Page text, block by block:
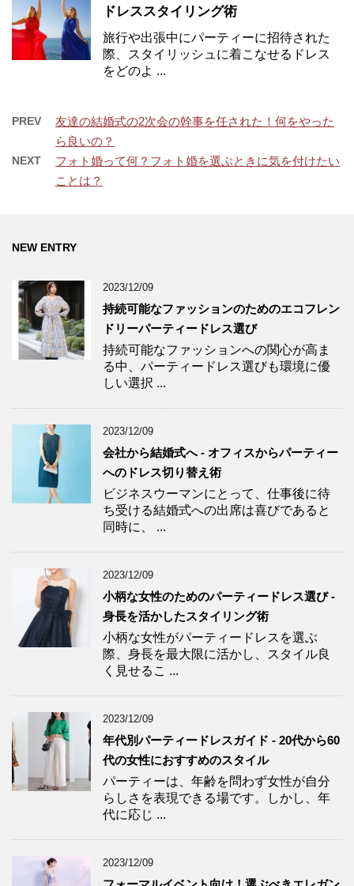
ドレススタイリング術
旅行や出張中にパーティーに招待された
際、スタイリッシュに着こなせるドレス
をどのよ ...
PREV
友達の結婚式の2次会の幹事を任された！何をやった
ら良いの？
NEXT
フォト婚って何？フォト婚を選ぶときに気を付けたい
ことは？
NEW ENTRY
2023/12/09
持続可能なファッションのためのエコフレン
ドリーパーティードレス選び
持続可能なファッションへの関心が高ま
る中、パーティードレス選びも環境に優
しい選択 ...
2023/12/09
会社から結婚式へ - オフィスからパーティー
へのドレス切り替え術
ビジネスウーマンにとって、仕事後に待
ち受ける結婚式への出席は喜びであると
同時に、 ...
2023/12/09
小柄な女性のためのパーティードレス選び -
身長を活かしたスタイリング術
小柄な女性がパーティードレスを選ぶ
際、身長を最大限に活かし、スタイル良
く見せるこ ...
2023/12/09
年代別パーティードレスガイド - 20代から60
代の女性におすすめのスタイル
パーティーは、年齢を問わず女性が自分
らしさを表現できる場です。しかし、年
代に応じ ...
2023/12/09